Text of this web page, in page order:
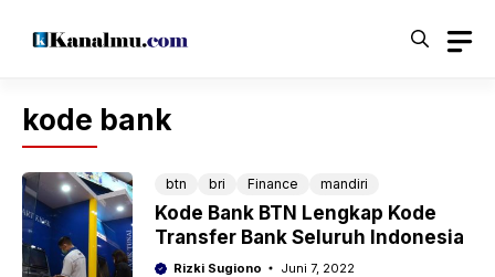
kode bank
btn bri Finance mandiri
Kode Bank BTN Lengkap Kode
Transfer Bank Seluruh Indonesia
Rizki Sugiono Juni 7, 2022